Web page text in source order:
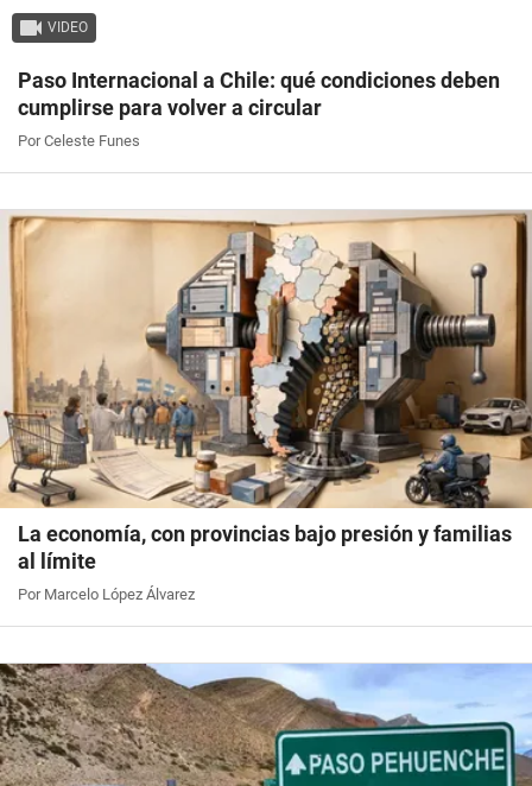
VIDEO
Paso Internacional a Chile: qué condiciones deben
cumplirse para volver a circular
Por Celeste Funes
La economía, con provincias bajo presión y familias
al límite
Por Marcelo López Álvarez